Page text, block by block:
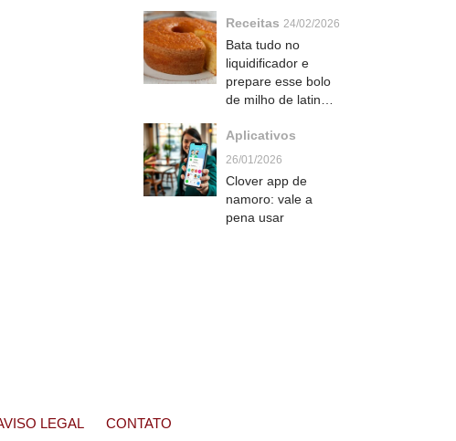
que todo mundo
ama
Receitas 24/02/2026
Bata tudo no
liquidificador e
prepare esse bolo
de milho de latinha
sabor
Aplicativos
26/01/2026
Clover app de
namoro: vale a
pena usar
LEGAL CONTATO